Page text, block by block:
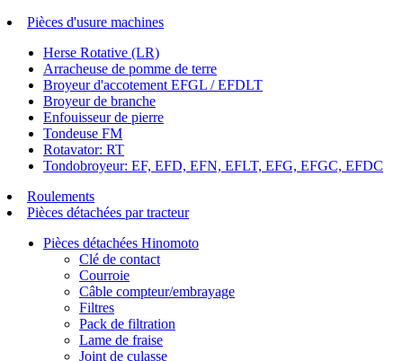
Pièces d'usure machines
Herse Rotative (LR)
Arracheuse de pomme de terre
Broyeur d'accotement EFGL / EFDLT
Broyeur de branche
Enfouisseur de pierre
Tondeuse FM
Rotavator: RT
Tondobroyeur: EF, EFD, EFN, EFLT, EFG, EFGC, EFDC
Roulements
Pièces détachées par tracteur
Pièces détachées Hinomoto
Clé de contact
Courroie
Câble compteur/embrayage
Filtres
Pack de filtration
Lame de fraise
Joint de culasse